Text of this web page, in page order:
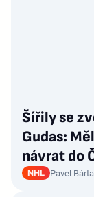
Šířily se
Gudas:
návrat do
NHL Pavel Bárta